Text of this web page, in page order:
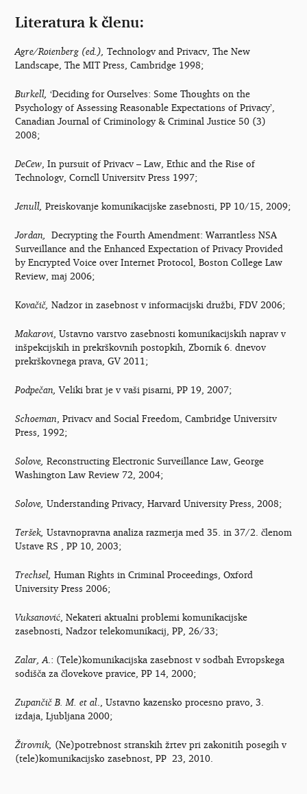
Literatura k členu:
Agre/Roienberg (ed.), Technologv and Privacv, The New
Landscape, The MIT Press, Cambridge 1998;
Burkell, ‘Deciding for Ourselves: Some Thoughts on the
Psychology of Assessing Reasonable Expectations of Privacy’,
Canadian Journal of Criminology & Criminal Justice 50 (3)
2008;
DeCew , In pursuit of Privacv – Law, Ethic and the Rise of
Technologv, Corncll Universitv Press 1997;
Jenull, Preiskovanje komunikacijske zasebnosti, PP 10/15, 2009;
Jordan,
Decrypting the Fourth Amendment: Warrantless NSA
Surveillance and the Enhanced Expectation of Privacy Provided
by Encrypted Voice over Internet Protocol, Boston College Law
Review, maj 2006;
Kovačič, Nadzor in zasebnost v informacijski družbi, FDV 2006;
Makarovi , Ustavno varstvo zasebnosti komunikacijskih naprav v
inšpekcijskih in prekrškovnih postopkih, Zbornik 6. dnevov
prekrškovnega prava, GV 2011;
Podpečan, Veliki brat je v vaši pisarni, PP 19, 2007;
Schoeman , Privacv and Social Freedom, Cambridge Universitv
Press, 1992;
Solove, Reconstructing Electronic Surveillance Law, George
Washington Law Review 72, 2004;
Solove, Understanding Privacy, Harvard University Press, 2008;
Teršek, Ustavnopravna analiza razmerja med 35. in 37/2. členom
Ustave RS , PP 10, 2003;
Trechsel, Human Rights in Criminal Proceedings, Oxford
University Press 2006;
Vuksanović , Nekateri aktualni problemi komunikacijske
zasebnosti, Nadzor telekomunikacij, PP, 26/33;
Zalar, A .: (Tele)komunikacijska zasebnost v sodbah Evropskega
sodišča za človekove pravice, PP 14, 2000;
Zupančič B. M. et al ., Ustavno kazensko procesno pravo, 3.
izdaja, Ljubljana 2000;
Žirovnik, (Ne)potrebnost stranskih žrtev pri zakonitih posegih v
(tele)komunikacijsko zasebnost, PP 23, 2010.